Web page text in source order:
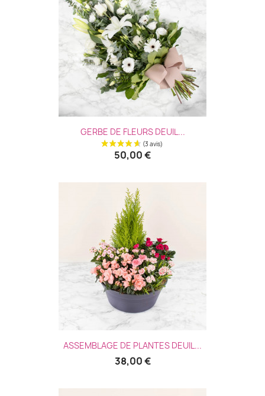
GERBE DE FLEURS DEUIL...
50,00 €
ASSEMBLAGE DE PLANTES DEUIL...
38,00 €